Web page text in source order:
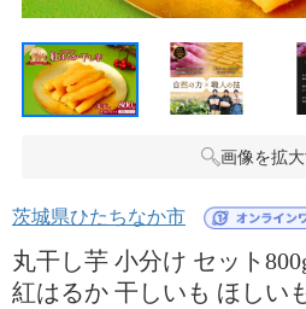
画像を拡
茨城県ひたちなか市
丸干し芋 小分け セット
紅はるか 干しいも ほしい